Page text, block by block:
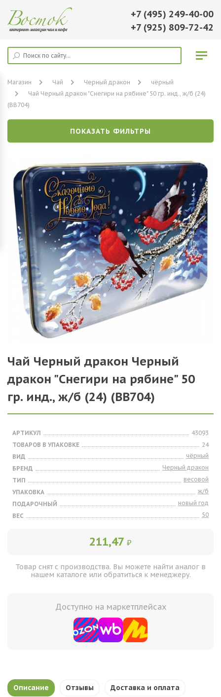
+7 (495) 249-40-00
+7 (925) 809-72-42
Магазин Чай Черный дракон
чёрный
Чай Черный дракон "Снегири на рябине" 50 гр. инд., ж/б (24)
(ВВ704)
ПОКАЗАТЬ ФИЛЬТРЫ
Чай Черный дракон Черный
дракон "Снегири на рябине" 50
гр. инд., ж/б (24) (ВВ704)
АРТИКУЛ
43093
ТОВАРОВ В УПАКОВКЕ
24
ВИД
чёрный
БРЕНД
Черный дракон
ТИП
весовой
УПАКОВКА
ж/б
ПОДАРОЧНЫЙ
новый год
ВЕС
50
211,47 ₽
Товар снят с производства. Вы можете найти аналог в
нашем каталоге или обратиться к менеджеру.
Доступно на маркетплейсах
Описание Отзывы Доставка и оплата